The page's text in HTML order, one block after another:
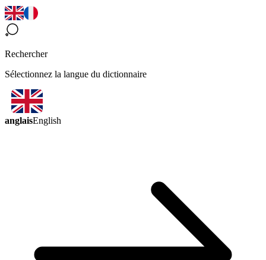
Rechercher
Sélectionnez la langue du dictionnaire
anglaisEnglish